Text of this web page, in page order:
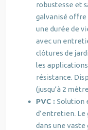
robustesse et
galvanisé offre
une durée de
avec un
clôtures de
les
résistance.
(jusqu’à 2
PVC : Solution
d’entretien. Le
dans une